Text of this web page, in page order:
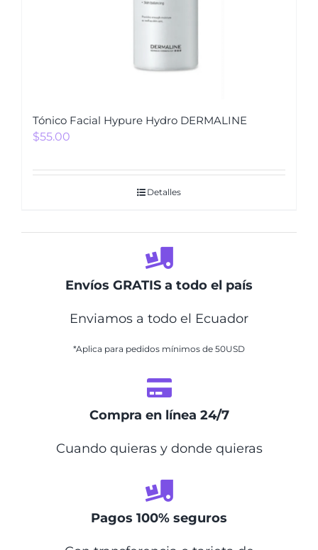
Tónico Facial Hypure Hydro DERMALINE
$55.00
Detalles
Envíos GRATIS a todo el país
Enviamos a todo el Ecuador
*Aplica para pedidos mínimos de 50USD
Compra en línea 24/7
Cuando quieras y donde quieras
Pagos 100% seguros